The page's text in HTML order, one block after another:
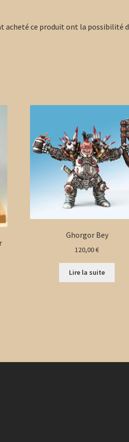
acheté ce produit ont la possibilité
Ghorgor Bey
120,00€
Lire la suite